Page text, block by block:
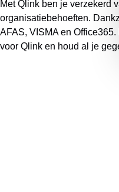
Met Qlink ben je verzekerd
organisatiebehoeften.
AFAS, VISMA en
voor Qlink en houd al je